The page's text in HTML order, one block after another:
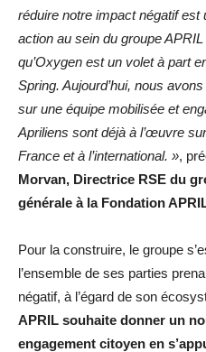
réduire notre impact négatif est
action au sein du groupe
qu’Oxygen est un volet à part
Spring. Aujourd’hui, nous
sur une équipe mobilisée et
Apriliens sont déjà à l’œuvre
France et à l’international. »,
Morvan, Directrice RSE du
générale à la Fondation
Pour la construire, le groupe
l’ensemble de ses parties
négatif, à l’égard de son
APRIL souhaite donner un
engagement citoyen en